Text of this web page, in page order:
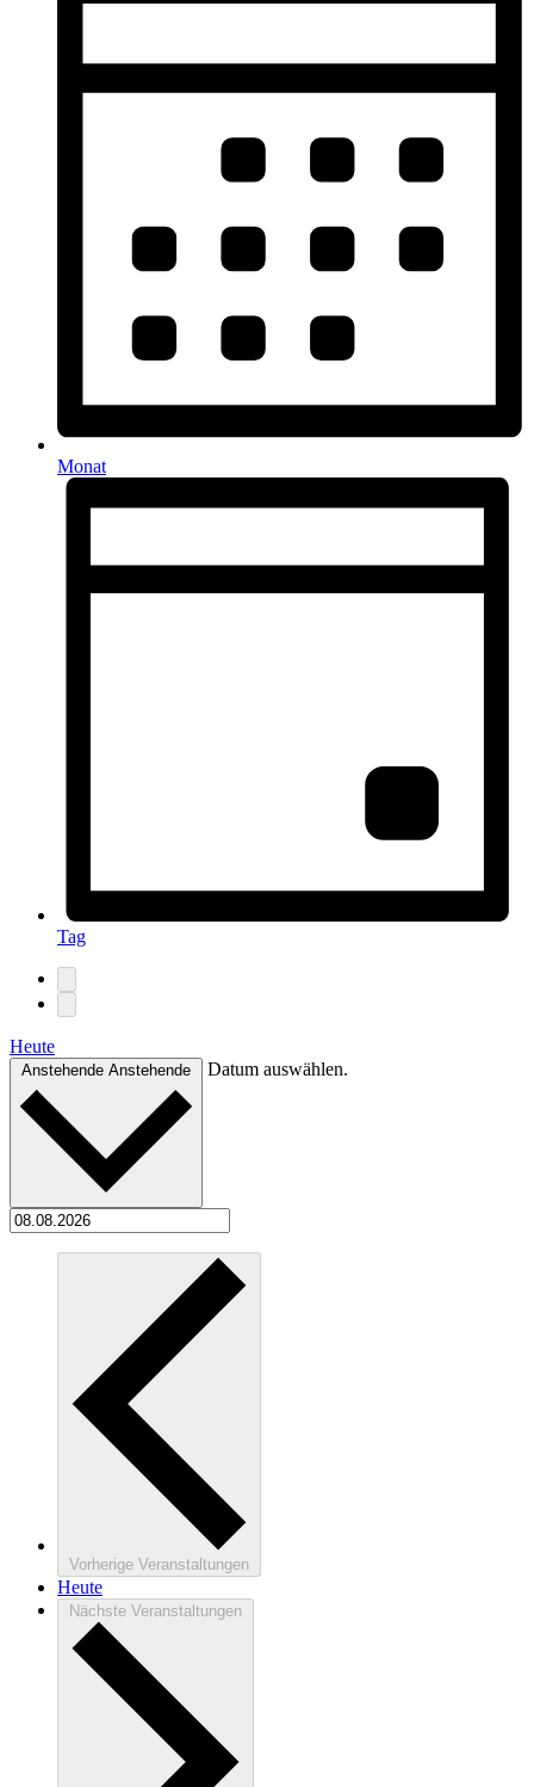
Monat
Tag
Heute
Anstehende Anstehende Datum auswählen.
Vorherige Veranstaltungen
Heute
Nächste Veranstaltungen